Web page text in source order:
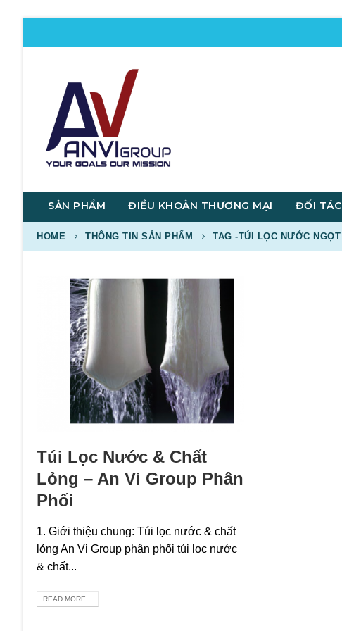
SẢN PHẨM ĐIỀU KHOẢN THƯƠNG MẠI ĐỐI TÁC
HOME THÔNG TIN SẢN PHẨM TAG -TÚI LỌC NƯỚC NGỌT
Túi Lọc Nước & Chất
Lỏng – An Vi Group Phân
Phối
1. Giới thiệu chung: Túi lọc nước & chất
lỏng An Vi Group phân phối túi lọc nước
& chất...
READ MORE...